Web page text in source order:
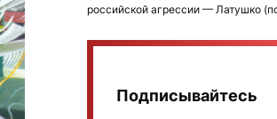
российской агрессии — Латушко
Подписывайтесь